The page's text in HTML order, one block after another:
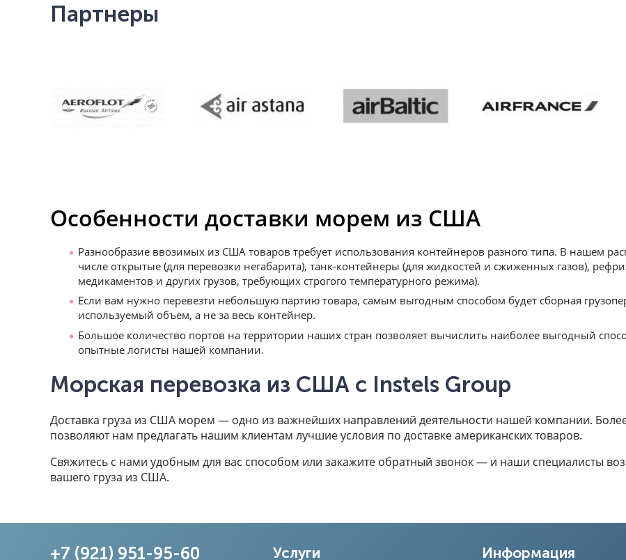
Партнеры
Особенности доставки морем из США
Разнообразие ввозимых из США товаров требует использования контейнеров разного типа. В нашем
числе открытые (для перевозки негабарита), танк-контейнеры (для жидкостей и сжиженных газов),
медикаментов и других грузов, требующих строгого температурного режима).
Если вам нужно перевезти небольшую партию товара, самым выгодным способом будет сборная
используемый объем, а не за весь контейнер.
Большое количество портов на территории наших стран позволяет вычислить наиболее выгодный
опытные логисты нашей компании.
Морская перевозка из США с Instels Group
Доставка груза из США морем — одно из важнейших направлений деятельности нашей компании.
позволяют нам предлагать нашим клиентам лучшие условия по доставке американских товаров.
Свяжитесь с нами удобным для вас способом или закажите обратный звонок — и наши специалисты
вашего груза из США.
+7 (921) 951-95-60 Услуги Информация